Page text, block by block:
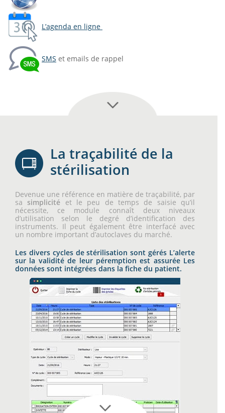
L’agenda en ligne
SMS et emails de rappel
La traçabilité de la
stérilisation
Devenue une référence en matière de traçabilité, par
sa simplicité et le peu de temps de saisie qu’il
nécessite, ce module connaît deux niveaux
d’utilisation selon le degré d’identification des
instruments. Il peut également être interfacé avec
un nombre important d’autoclaves du marché.
Les divers cycles de stérilisation sont gérés L’alerte
sur la validité de leur péremption est assurée Les
données sont intégrées dans la fiche du patient.